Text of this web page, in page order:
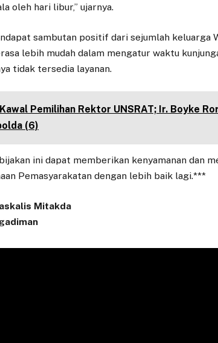
oleh hari libur,” ujarnya.
sambutan positif dari sejumlah keluarga
lebih mudah dalam mengatur waktu
tidak tersedia layanan.
Kawal Pemilihan Rektor UNSRAT; Ir. Boyke
(6)
ini dapat memberikan kenyamanan dan
Pemasyarakatan dengan lebih baik lagi.***
Mitakda